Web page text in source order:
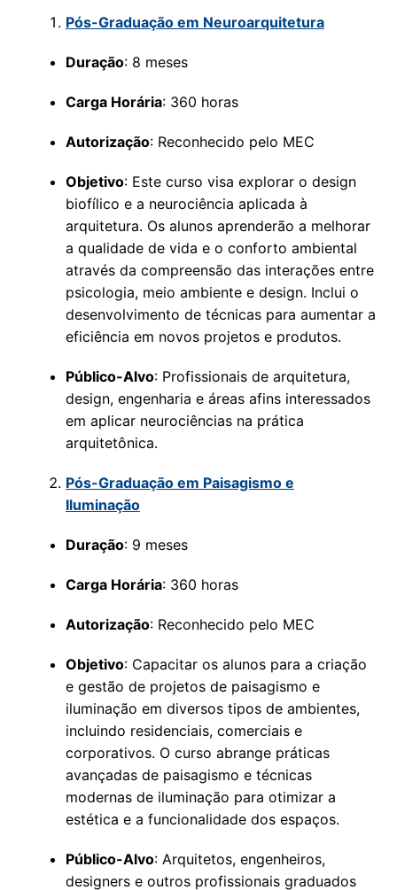
Pós-Graduação em Neuroarquitetura
Duração: 8 meses
Carga Horária: 360 horas
Autorização: Reconhecido pelo MEC
Objetivo: Este curso visa explorar o design
biofílico e a neurociência aplicada à
arquitetura. Os alunos aprenderão a melhorar
a qualidade de vida e o conforto ambiental
através da compreensão das interações entre
psicologia, meio ambiente e design. Inclui o
desenvolvimento de técnicas para aumentar a
eficiência em novos projetos e produtos.
Público-Alvo: Profissionais de arquitetura,
design, engenharia e áreas afins interessados
em aplicar neurociências na prática
arquitetônica.
Pós-Graduação em Paisagismo e
Iluminação
Duração: 9 meses
Carga Horária: 360 horas
Autorização: Reconhecido pelo MEC
Objetivo: Capacitar os alunos para a criação
e gestão de projetos de paisagismo e
iluminação em diversos tipos de ambientes,
incluindo residenciais, comerciais e
corporativos. O curso abrange práticas
avançadas de paisagismo e técnicas
modernas de iluminação para otimizar a
estética e a funcionalidade dos espaços.
Público-Alvo: Arquitetos, engenheiros,
designers e outros profissionais graduados